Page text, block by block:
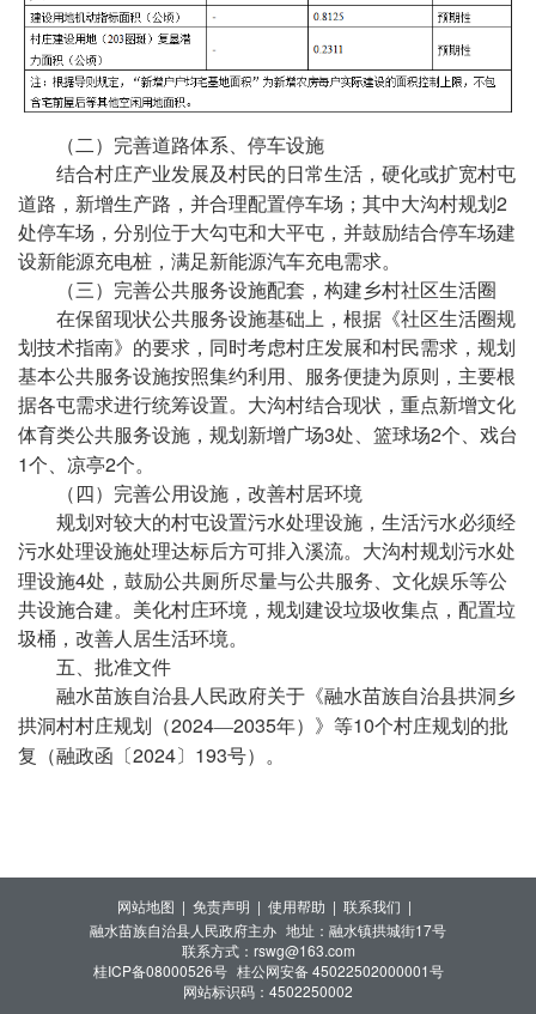
（二）完善道路体系、停车设施
结合村庄产业发展及村民的日常生活，硬化或扩宽村屯
道路，新增生产路，并合理配置停车场；其中大沟村规划 2
处停车场，分别位于大勾屯和大平屯，并鼓励结合停车场建
设新能源充电桩，满足新能源汽车充电需求。
（三）完善公共服务设施配套，构建乡村社区生活圈
在保留现状公共服务设施基础上，根据《社区生活圈规
划技术指南》的要求，同时考虑村庄发展和村民需求，规划
基本公共服务设施按照集约利用、服务便捷为原则，主要根
据各屯需求进行统筹设置。大沟村结合现状，重点新增文化
体育类公共服务设施，规划新增广场3处、篮球场2个、戏台
1个、凉亭2个。
（四）完善公用设施，改善村居环境
规划对较大的村屯设置污水处理设施，生活污水必须经
污水处理设施处理达标后方可排入溪流。大沟村规划污水处
理设施4处，鼓励公共厕所尽量与公共服务、文化娱乐等公
共设施合建。美化村庄环境，规划建设垃圾收集点，配置垃
圾桶，改善人居生活环境。
五、批准文件
融水苗族自治县人民政府关于《融水苗族自治县拱洞乡
拱洞村村庄规划（2024—2035年）》等10个村庄规划的批
复（融政函〔2024〕 193号）。
网站地图 | 免责声明 | 使用帮助 | 联系我们 |
融水苗族自治县人民政府主办 地址：融水镇拱城街17号
联系方式：rswg@163.com
桂ICP备08000526号 桂公网安备 45022502000001号
网站标识码：4502250002